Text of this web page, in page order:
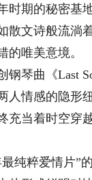
时期的秘密基
文诗般流淌
唯美意境。
琴曲《Last
人情感的隐形
充当着时空穿
粹爱情片”